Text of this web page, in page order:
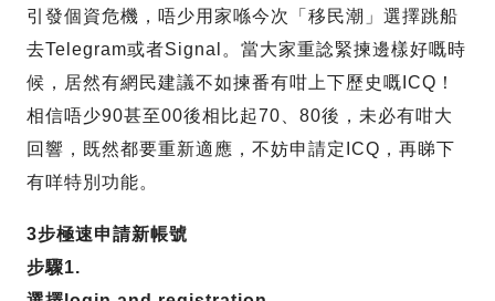
引發個資危機，唔少用家喺今次「移民潮」選擇跳船
去Telegram或者Signal。當大家重諗緊揀邊樣好嘅時
候，居然有網民建議不如揀番有咁上下歷史嘅ICQ！
相信唔少90甚至00後相比起70、80後，未必有咁大
回響，既然都要重新適應，不妨申請定ICQ，再睇下
有咩特別功能。
3步極速申請新帳號
步驟1.